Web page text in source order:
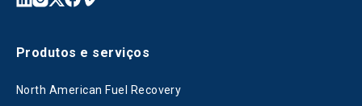
Produtos e serviços
North American Fuel Recovery